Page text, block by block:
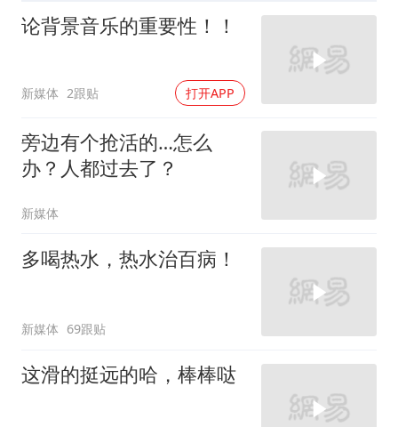
论背景音乐的重要性！！
新媒体 2跟贴 打开APP
旁边有个抢活的…怎么
办？人都过去了？
新媒体
多喝热水，热水治百病！
新媒体 69跟贴
这滑的挺远的哈，棒棒哒